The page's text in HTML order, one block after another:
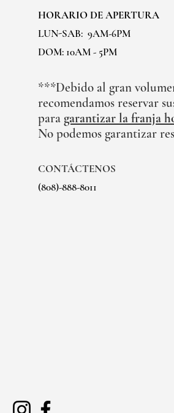
HORARIO DE APERTURA
LUN-SAB: 9AM-6PM
DOM: 10AM - 5PM
***Debido al gran
recomendamos reservar
para garantizar la franja
No podemos garantizar
CONTÁCTENOS
(808)-888-8011